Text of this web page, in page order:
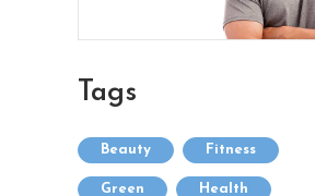
Tags
Beauty Fitness
Green Health